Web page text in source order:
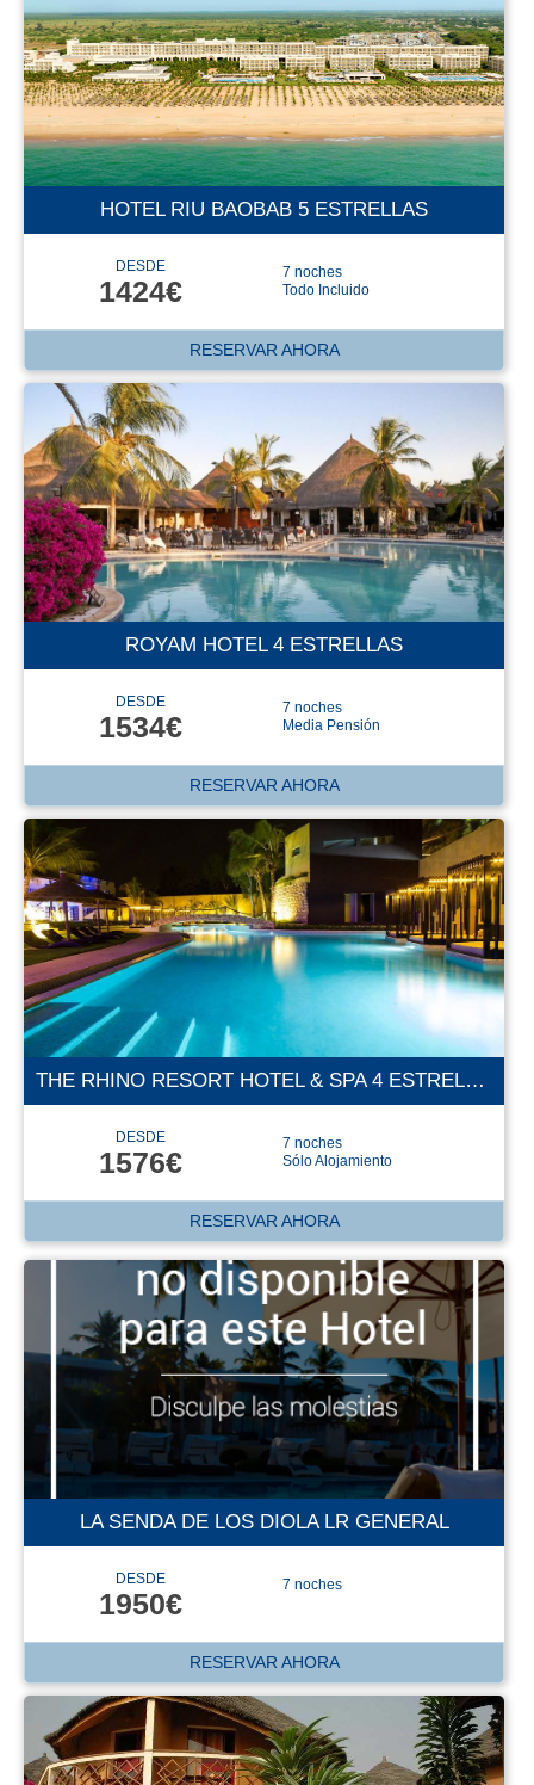
HOTEL RIU BAOBAB 5 ESTRELLAS
DESDE
1424€
7 noches
Todo Incluido
RESERVAR AHORA
ROYAM HOTEL 4 ESTRELLAS
DESDE
1534€
7 noches
Media Pensión
RESERVAR AHORA
THE RHINO RESORT HOTEL & SPA 4 ESTRELLAS
DESDE
1576€
7 noches
Sólo Alojamiento
RESERVAR AHORA
LA SENDA DE LOS DIOLA LR GENERAL
DESDE
1950€
7 noches
RESERVAR AHORA